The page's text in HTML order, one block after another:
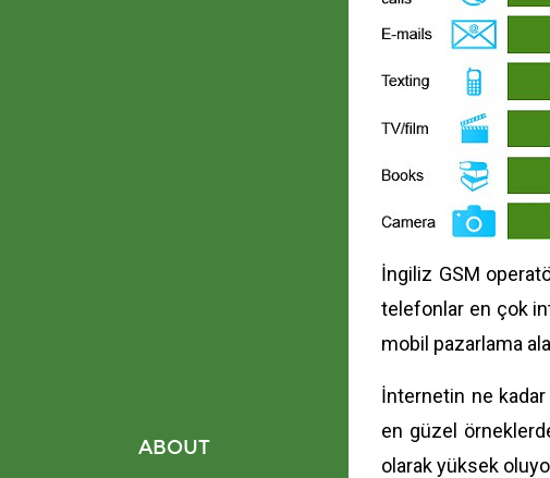
ABOUT
İngiliz GSM
telefonlar en çok
mobil pazarlama
İnternetin ne
en güzel
olarak yüksek